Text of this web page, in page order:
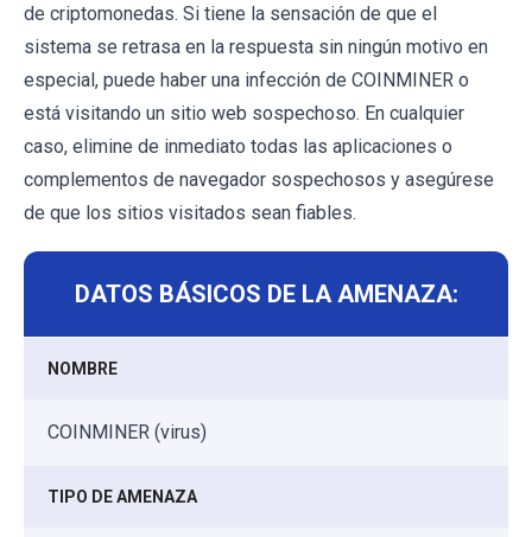
de criptomonedas. Si tiene la sensación de que el
sistema se retrasa en la respuesta sin ningún motivo en
especial, puede haber una infección de COINMINER o
está visitando un sitio web sospechoso. En cualquier
caso, elimine de inmediato todas las aplicaciones o
complementos de navegador sospechosos y asegúrese
de que los sitios visitados sean fiables.
DATOS BÁSICOS DE LA AMENAZA:
NOMBRE
COINMINER (virus)
TIPO DE AMENAZA